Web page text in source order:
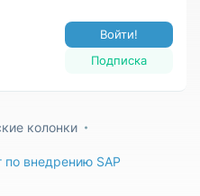
Подписка
Войти!
колонки
по внедрению SAP